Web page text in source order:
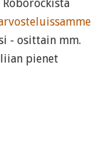
- osittain mm.
pienet